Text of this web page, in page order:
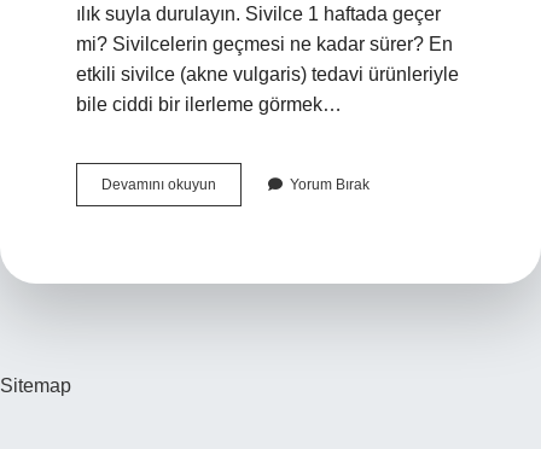
ılık suyla durulayın. Sivilce 1 haftada geçer
mi? Sivilcelerin geçmesi ne kadar sürer? En
etkili sivilce (akne vulgaris) tedavi ürünleriyle
bile ciddi bir ilerleme görmek…
Devamını okuyun
Kısa
Yorum Bırak
Sitemap